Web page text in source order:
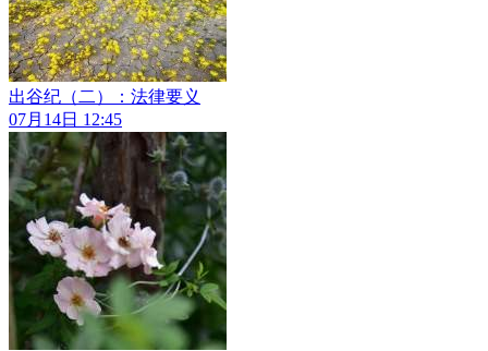
出谷纪（二）：法律要义
07月14日 12:45